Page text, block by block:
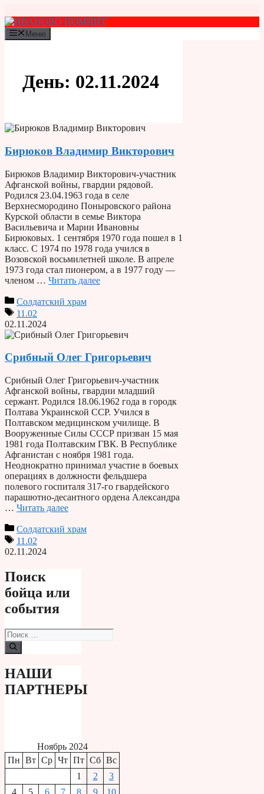
к
содержимому
Меню
День: 02.11.2024
Бирюков Владимир Викторович
Бирюков Владимир Викторович-участник
Афганской войны, гвардии рядовой.
Родился 23.04.1963 года в селе
Верхнесмородино Поныровского района
Курской области в семье Виктора
Васильевича и Марии Ивановны
Бирюковых. 1 сентября 1970 года пошел в 1
класс. С 1974 по 1978 года учился в
Возовской восьмилетней школе. В апреле
1973 года стал пионером, а в 1977 году —
членом … Читать далее
Солдатский храм
11.02
02.11.2024
Срибный Олег Григорьевич
Срибный Олег Григорьевич-участник
Афганской войны, гвардии младший
сержант. Родился 18.06.1962 года в городк
Полтава Украинской ССР. Учился в
Полтавском медицинском училище. В
Вооруженные Силы СССР призван 15 мая
1981 года Полтавским ГВК. В Республике
Афганистан с ноября 1981 года.
Неоднократно принимал участие в боевых
операциях в должности фельдшера
полевого госпиталя 317-го гвардейского
парашютно-десантного ордена Александра
… Читать далее
Солдатский храм
11.02
02.11.2024
Поиск
бойца или
события
Поиск:
НАШИ
ПАРТНЕРЫ
Ноябрь 2024
Пн Вт Ср Чт Пт Сб Вс
1
2
3
4
5 6 7 8 9 10